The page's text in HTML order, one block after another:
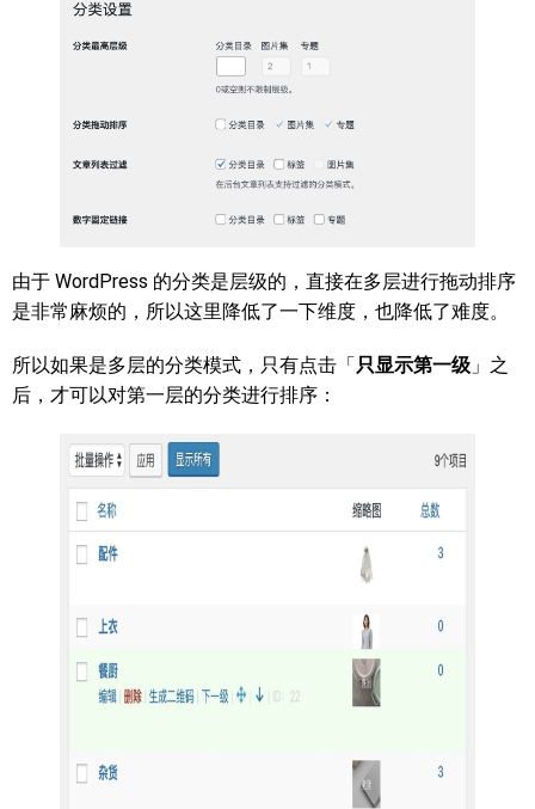
由于 WordPress 的分类是层级的，直接在多层进行拖动排序
是非常麻烦的，所以这里降低了一下维度，也降低了难度。
所以如果是多层的分类模式，只有点击「 只显示第一级 」之
后，才可以对第一层的分类进行排序：